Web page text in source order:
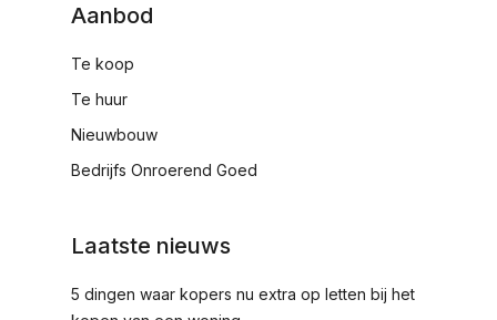
Aanbod
Te koop
Te huur
Nieuwbouw
Bedrijfs Onroerend Goed
Laatste nieuws
5 dingen waar kopers nu extra op letten bij het